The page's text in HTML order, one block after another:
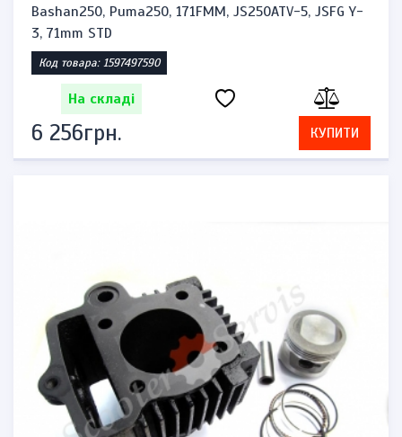
Bashan250, Puma250, 171FMM, JS250ATV-5, JSFG Y-
3, 71mm STD
Код товара: 1597497590
На складі
6 256грн. КУПИТИ